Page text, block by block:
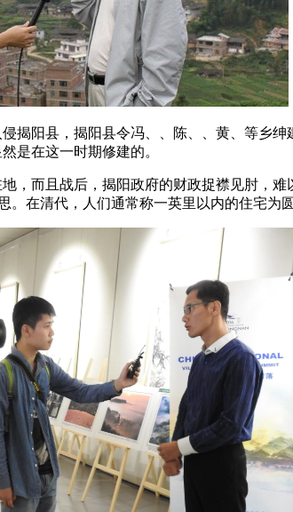
揭阳县，揭阳县令冯、、陈、、黄、等乡
是在这一时期修建的。
，而且战后，揭阳政府的财政捉襟见肘，
。在清代，人们通常称一英里以内的住宅为